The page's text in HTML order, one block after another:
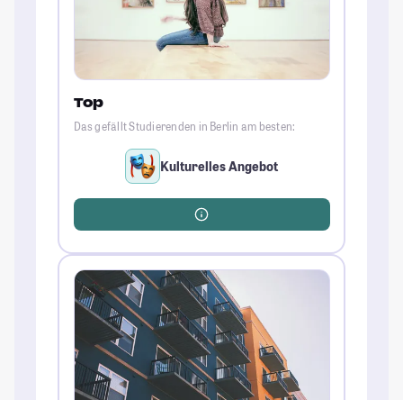
Top
Das gefällt Studierenden in Berlin am besten:
Kulturelles Angebot